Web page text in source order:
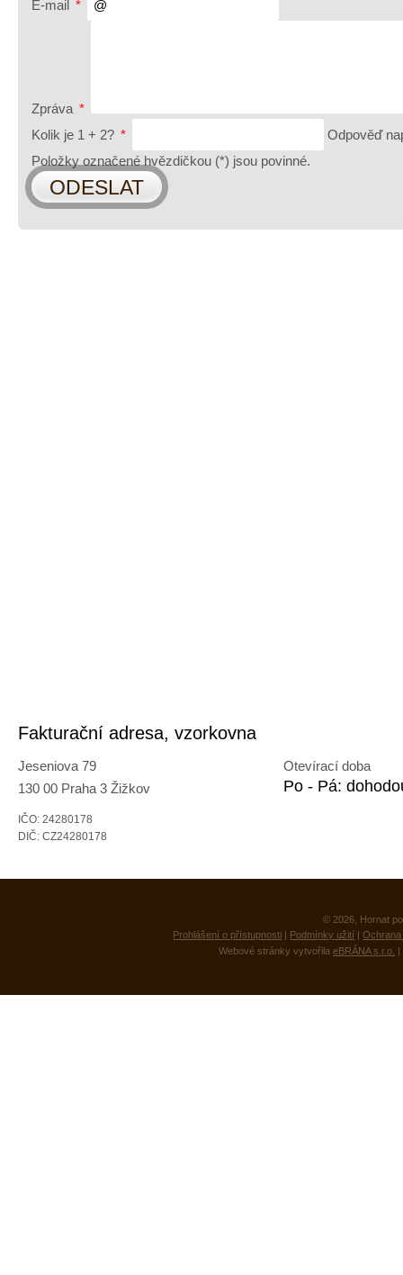
E-mail *
Zpráva *
Kolik je 1 + 2? *
Odpověď
Položky označené hvězdičkou (*) jsou povinné.
Fakturační adresa, vzorkovna
Jeseniova 79
130 00 Praha 3 Žižkov
IČO: 24280178
DIČ: CZ24280178
Otevírací doba
Po - Pá:
© 2026, Hornat
Prohlášení o přístupnosti | Podmínky užití |
Webové stránky vytvořila eBRÁNA s.r.o. |